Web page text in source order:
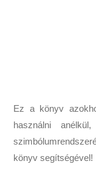
Ez a könyv
használni
könyv segítségével!